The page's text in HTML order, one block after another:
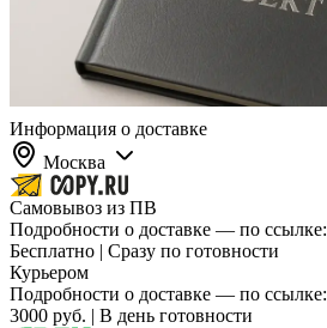
Информация о доставке
Москва
Самовывоз из ПВ
Подробности о доставке — по ссылке:
Бесплатно | Сразу по готовности
Курьером
Подробности о доставке — по ссылке:
3000 руб. | В день готовности